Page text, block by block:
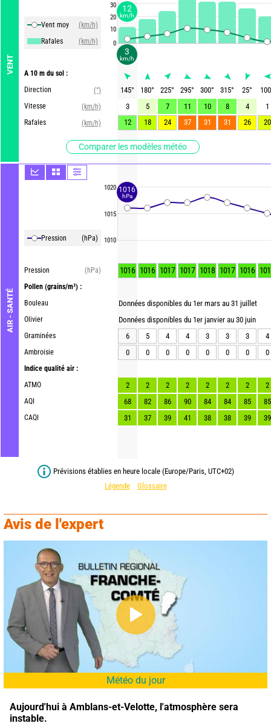
VENT
Vent moy
(km/h)
Rafales
(km/h)
A 10 m du sol :
Direction
(°)
Vitesse
(km/h)
Rafales
(km/h)
Comparer les modèles météo
AIR - SANTÉ
Pression (hPa)
Pression
(hPa)
Pollen (grains/m³) :
Bouleau
Olivier
Graminées
Ambroisie
Indice qualité air :
ATMO
AQI
CAQI
30
20
10
0
1020
1015
1010
145° 180° 225° 295° 300° 315° 25°
100
3
5 7 11 10 8 4
1
12
18 24 37 31 31 26 20
1016 1016 1017 1017 1018 1017 1016
Données disponibles du 1er mars au 31 juillet
Données disponibles du 1er janvier au 30 juin
6
5 4 4 3 3 3
4
0
0 0 0 0 0 0 0
2 2 2 2 2 2 2
2
68
82 86 90 84 84 85
85
31
37 39 41 38 38 39 39
Prévisions établies en heure locale (Europe/Paris, UTC+02)
Légende
Glossaire
Avis de l'expert
Météo du jour
Aujourd'hui à Amblans-et-Velotte, l'atmosphère sera
instable.
3
km/h
12
km/h
1016
hPa